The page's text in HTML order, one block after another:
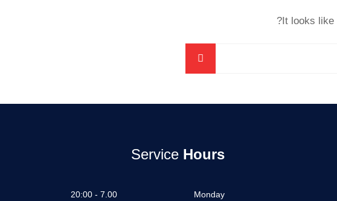
It looks like
Service Hours
Monday
7.00 - 20:00